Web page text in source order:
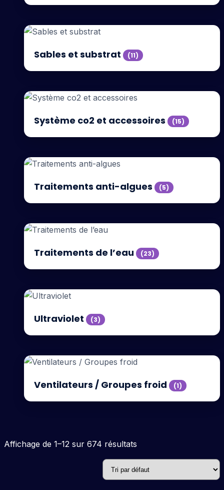
Sables et substrat (11)
Système co2 et accessoires (15)
Traitements anti-algues (5)
Traitements de l’eau (23)
Ultraviolet (3)
Ventilateurs / Groupes froid (1)
Affichage de 1–12 sur 674 résultats